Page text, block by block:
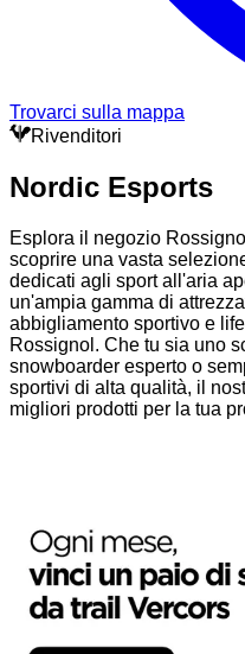
Trovarci sulla mappa
Rivenditori
Nordic Esports
Esplora il negozio
scoprire una vasta
dedicati agli sport all'aria
un'ampia gamma di
abbigliamento sportivo e
Rossignol. Che tu sia uno
snowboarder esperto o
sportivi di alta qualità, il
migliori prodotti per la tua